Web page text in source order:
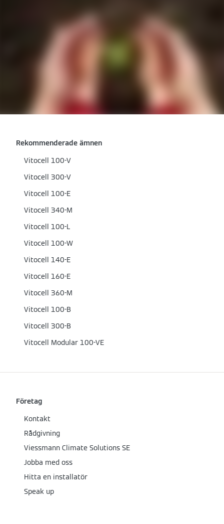
Rekommenderade ämnen
Vitocell 100-V
Vitocell 300-V
Vitocell 100-E
Vitocell 340-M
Vitocell 100-L
Vitocell 100-W
Vitocell 140-E
Vitocell 160-E
Vitocell 360-M
Vitocell 100-B
Vitocell 300-B
Vitocell Modular 100-VE
Företag
Kontakt
Rådgivning
Viessmann Climate Solutions SE
Jobba med oss
Hitta en installatör
Speak up